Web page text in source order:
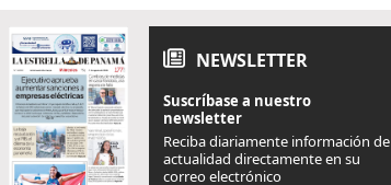
NEWSLETTER
Suscríbase a nuestro
newsletter
Reciba diariamente información de
actualidad directamente en su
correo electrónico